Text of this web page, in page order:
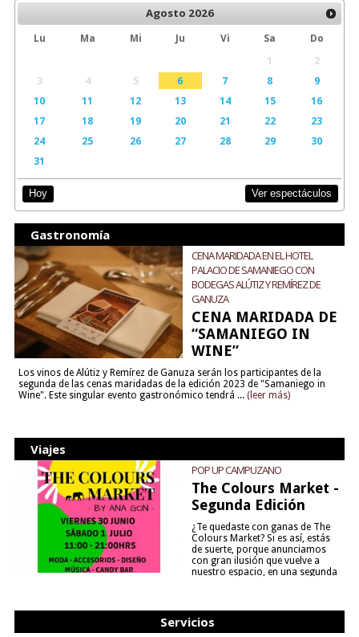
Agosto 2026
Lu Ma Mi Ju Vi Sa
Do
1
2
3
4 5 6 7 8
9
10
11 12 13 14 15
16
17
18 19 20 21 22
23
24
25 26 27 28 29
30
31
Hoy Ver espectáculos
Gastronomía
CENA MARIDADA EN EL HOTEL
PALACIO DE SAMANIEGO CON
BODEGAS ALÚTIZ Y REMÍREZ DE
GANUZA
CENA MARIDADA DE
“SAMANIEGO IN
WINE”
Los vinos de Alútiz y Remírez de Ganuza serán los participantes de la
segunda de las cenas maridadas de la edición 2023 de "Samaniego in
Wine". Este singular evento gastronómico tendrá ... (leer más)
Viajes
POP UP CAMPUZANO
The Colours Market -
Segunda Edición
¿Te quedaste con ganas de The
Colours Market? Si es así, estás
de suerte, porque anunciamos
con gran ilusión que vuelve a
nuestro espacio, en una segunda
Servicios